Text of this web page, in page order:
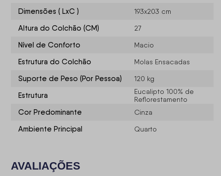
Dimensões ( LxC ) 193x203 cm
Altura do Colchão (CM) 27
Nível de Conforto Macio
Estrutura do Colchão Molas Ensacadas
Suporte de Peso (Por Pessoa) 120 kg
Estrutura
Eucalipto 100% de
Reflorestamento
Cor Predominante Cinza
Ambiente Principal Quarto
AVALIAÇÕES